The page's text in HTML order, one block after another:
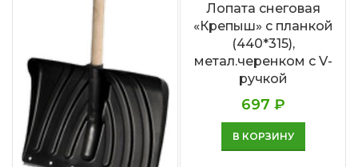
Лопата снеговая
«Крепыш» с планкой
(440*315),
метал.черенком с V-
ручкой
697 ₽
В КОРЗИНУ